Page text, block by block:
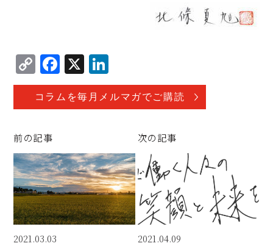
C
o
p
Li
n
k
F
a
c
o
o
k
X
n
k
I
n
コラムを毎月メルマガでご購読
前の記事
2021.03.03
次の記事
2021.04.09